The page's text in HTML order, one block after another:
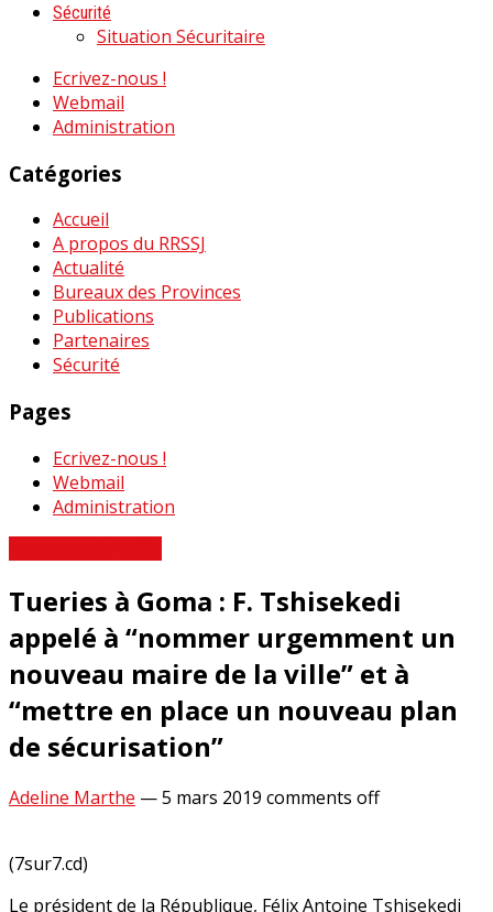
Sécurité
Situation Sécuritaire
Ecrivez-nous !
Webmail
Administration
Catégories
Accueil
A propos du RRSSJ
Actualité
Bureaux des Provinces
Publications
Partenaires
Sécurité
Pages
Ecrivez-nous !
Webmail
Administration
Tueries à Goma : F. Tshisekedi
appelé à “nommer urgemment un
nouveau maire de la ville” et à
“mettre en place un nouveau plan
de sécurisation”
Adeline Marthe —5 mars 2019 comments off
(7sur7.cd)
Le président de la République, Félix Antoine Tshisekedi